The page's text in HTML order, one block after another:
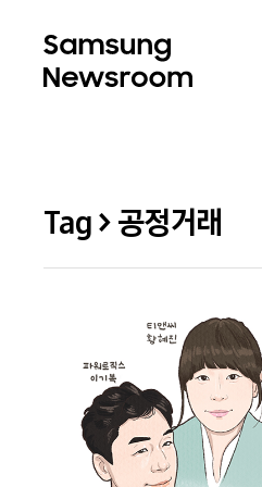
Tag > 공정거래